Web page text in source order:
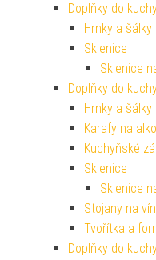
Doplňky do
Hrnky a šálky
Sklenice
Sklenice
Doplňky do
Hrnky a šálky
Karafy na
Kuchyňské
Sklenice
Sklenice
Stojany na
Tvořítka a
Doplňky do